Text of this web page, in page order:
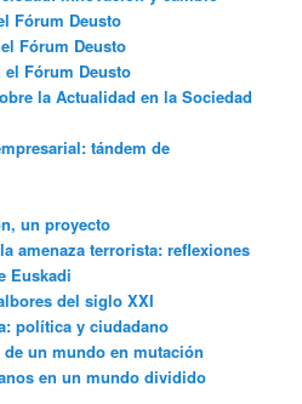
Fórum Deusto
Fórum Deusto
el Fórum Deusto
la Actualidad en la Sociedad
tándem de
un proyecto
amenaza terrorista: reflexiones
Euskadi
del siglo XXI
política y ciudadano
un mundo en mutación
en un mundo dividido